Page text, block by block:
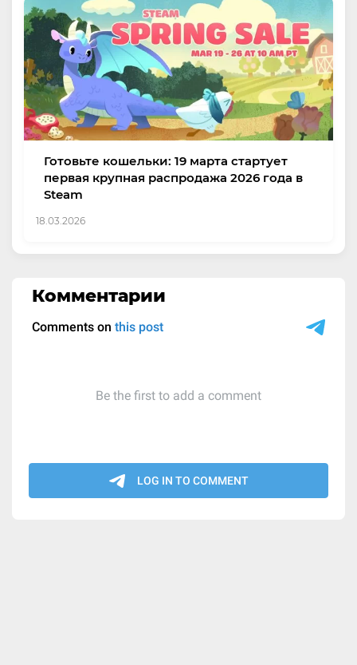
Готовьте кошельки: 19 марта стартует
первая крупная распродажа 2026 года в
Steam
18.03.2026
Комментарии